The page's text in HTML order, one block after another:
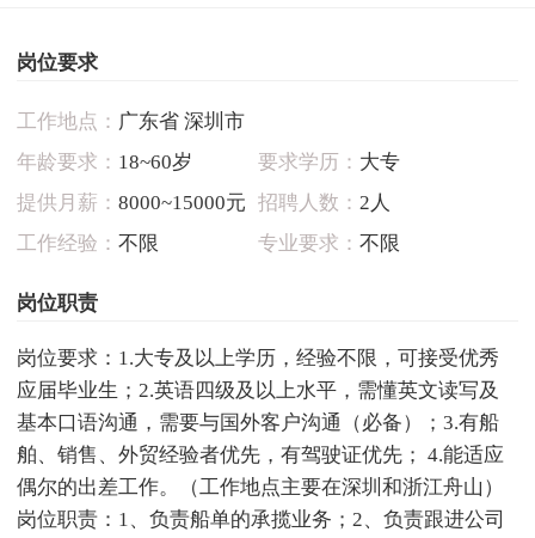
岗位要求
工作地点： 广东省 深圳市
年龄要求： 18~60岁 要求学历： 大专
提供月薪： 8000~15000元 招聘人数： 2人
工作经验： 不限 专业要求： 不限
岗位职责
岗位要求：1.大专及以上学历，经验不限，可接受优秀
应届毕业生；2.英语四级及以上水平，需懂英文读写及
基本口语沟通，需要与国外客户沟通（必备）；3.有船
舶、销售、外贸经验者优先，有驾驶证优先； 4.能适应
偶尔的出差工作。（工作地点主要在深圳和浙江舟山）
岗位职责：1、负责船单的承揽业务；2、负责跟进公司